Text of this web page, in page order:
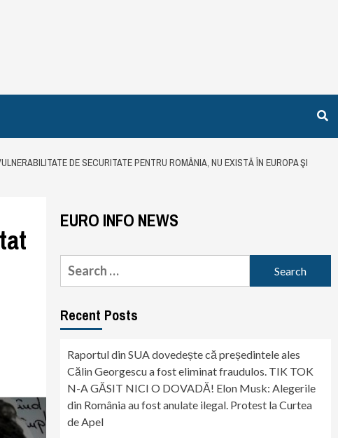
DE SECURITATE PENTRU ROMÂNIA, NU EXISTĂ ÎN EUROPA ŞI
EURO INFO NEWS
Search
for:
Recent Posts
Raportul din SUA dovedește că președintele ales
Călin Georgescu a fost eliminat fraudulos. TIK TOK
N-A GĂSIT NICI O DOVADĂ! Elon Musk: Alegerile
din România au fost anulate ilegal. Protest la Curtea
de Apel